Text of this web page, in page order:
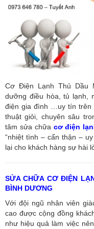
Cơ Điện Lạnh Thủ Dầu
dưỡng điều hòa, tủ lạnh,
điện gia đình …uy tín trên
thuật giỏi, chuyên sâu
tâm sửa chữa cơ điện
“nhiệt tình – cẩn thận –
lại cho khách hàng sự hài
SỬA CHỮA CƠ ĐIỆN
BÌNH DƯƠNG
Với đội ngũ nhân viên
cao được cộng đồng
như hiệu quả làm việc